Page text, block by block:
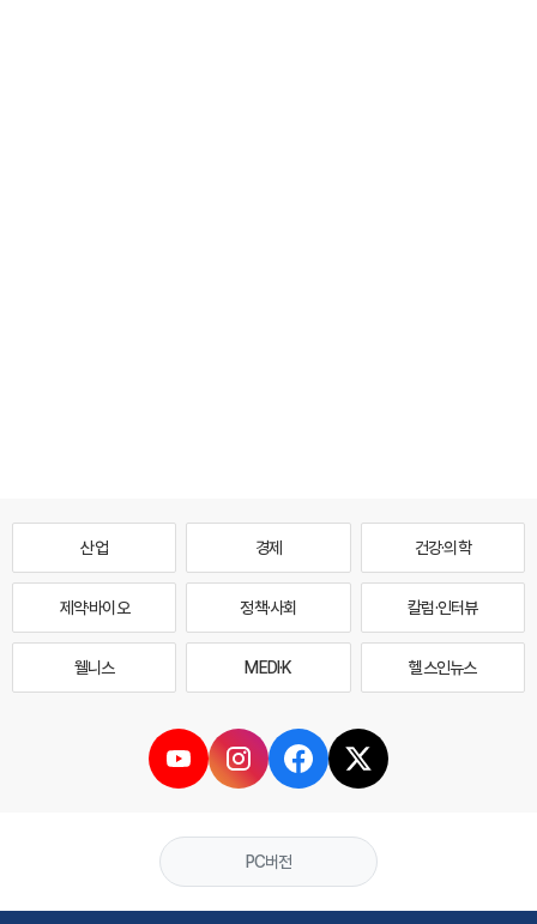
산업 경제 건강·의학
제약·바이오 정책·사회 칼럼·인터뷰
웰니스 MEDI·K 헬스인뉴스
PC버전